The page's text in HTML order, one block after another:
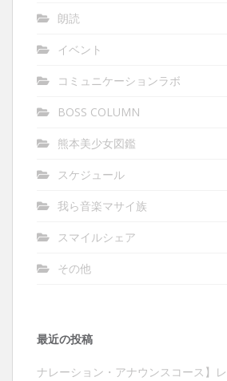
朗読
イベント
コミュニケーションラボ
BOSS COLUMN
熊本美少女図鑑
スケジュール
我ら音楽マサイ族
スマイルシェア
その他
最近の投稿
ナレーション・アナウンスコース】